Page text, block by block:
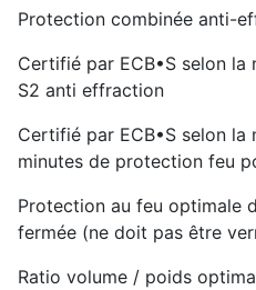
Protection combinée anti-
Certifié par ECB•S selon la
S2 anti effraction
Certifié par ECB•S selon la
minutes de protection feu
Protection au feu optimale
fermée (ne doit pas être
Ratio volume / poids